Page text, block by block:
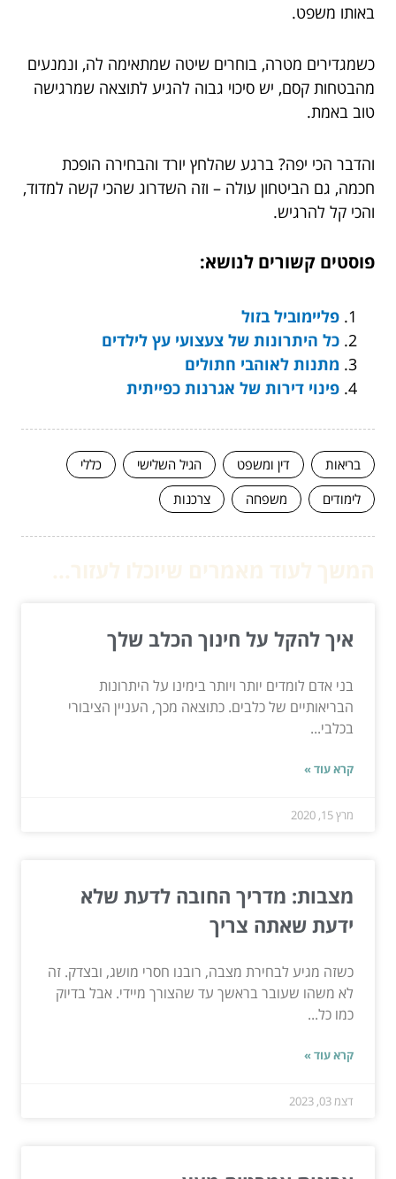
באותו משפט.
כשמגדירים מטרה, בוחרים שיטה שמתאימה לה, ונמנעים
מהבטחות קסם, יש סיכוי גבוה להגיע לתוצאה שמרגישה
טוב באמת.
והדבר הכי יפה? ברגע שהלחץ יורד והבחירה הופכת
חכמה, גם הביטחון עולה – וזה השדרוג שהכי קשה למדוד,
והכי קל להרגיש.
פוסטים קשורים לנושא:
פליימוביל בזול
כל היתרונות של צעצועי עץ לילדים
מתנות לאוהבי חתולים
פינוי דירות של אגרנות כפייתית
בריאות דין ומשפט הגיל השלישי
כללי
לימודים
משפחה צרכנות
איך להקל על חינוך הכלב שלך
בני אדם לומדים יותר ויותר בימינו על היתרונות
הבריאותיים של כלבים. כתוצאה מכך, העניין הציבורי
בכלבי...
קרא עוד »
מרץ 15, 2020
מצבות: מדריך החובה לדעת שלא
ידעת שאתה צריך
כשזה מגיע לבחירת מצבה, רובנו חסרי מושג, ובצדק. זה
לא משהו שעובר בראשך עד שהצורך מיידי. אבל בדיוק
כמו כל...
קרא עוד »
דצמ 03, 2023